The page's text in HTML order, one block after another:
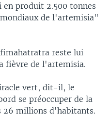
produit 2.500 tonnes
de l'artemisia"
reste lui
fièvre de l'artemisia.
vert, dit-il, le
se préoccuper de la
26 millions d'habitants.